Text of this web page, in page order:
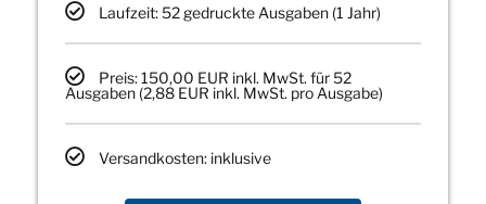
Laufzeit: 52 gedruckte Ausgaben (1 Jahr)
Preis: 150,00 EUR inkl. MwSt. für 52
Ausgaben (2,88 EUR inkl. MwSt. pro Ausgabe)
Versandkosten: inklusive